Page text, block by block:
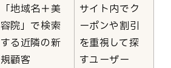
「地域名＋美
容院」で検索
する近隣の新
規顧客
サイト内でク
ーポンや割引
を重視して探
すユーザー